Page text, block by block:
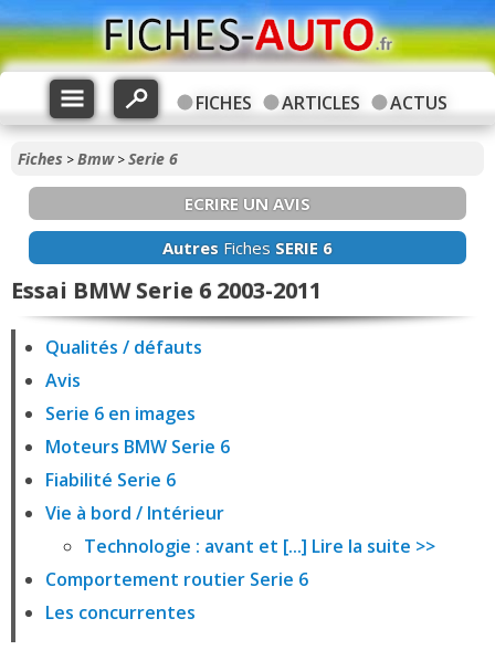
FICHES ARTICLES ACTUS
Fiches >Bmw>Serie 6
ECRIRE UN AVIS
Autres Fiches SERIE 6
Essai BMW Serie 6 2003-2011
Qualités / défauts
Avis
Serie 6 en images
Moteurs BMW Serie 6
Fiabilité Serie 6
Vie à bord / Intérieur
Technologie : avant et [...] Lire la suite >>
Comportement routier Serie 6
Les concurrentes